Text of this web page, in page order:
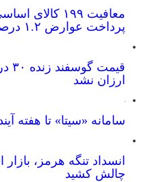
معافیت ۱۹۹
پرداخت عوارض ۱.۲ درصدی واردات
ارزان نشد
سامانه «سیتا» تا هفته
انسداد تنگه هرمز،
چالش کشید